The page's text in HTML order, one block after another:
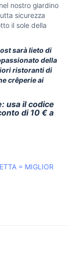
nostro giardino
sicurezza
il sole della
sarà lieto di
della
ristoranti di
crêperie ai
usa il codice
di 10 € a
= MIGLIOR